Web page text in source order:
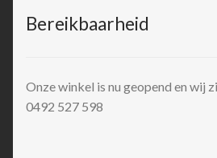
Bereikbaarheid
Onze winkel is nu geopend en wij
0492 527 598